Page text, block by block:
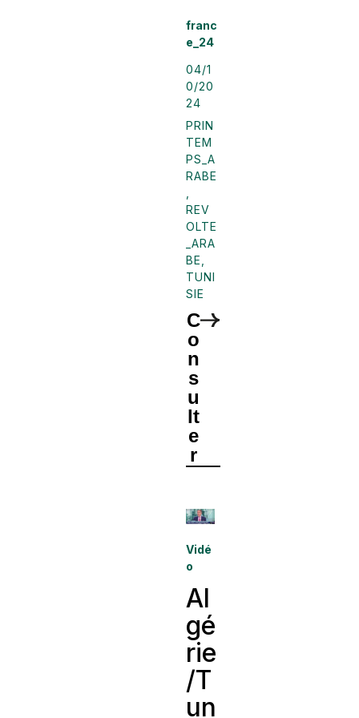
franc
e_24
04/1
0/20
24
PRIN
TEM
PS_A
RABE
REV
OLTE
_ARA
BE
TUNI
SIE
C
o
n
s
u
lt
e
r
Vidé
o
Al
gé
rie
/T
un